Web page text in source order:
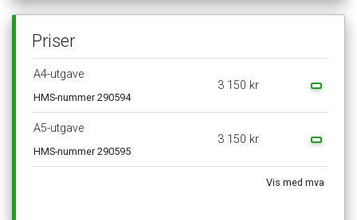
Priser
A4-utgave
HMS-nummer 290594
3 150 kr
A5-utgave
HMS-nummer 290595
3 150 kr
Vis med mva